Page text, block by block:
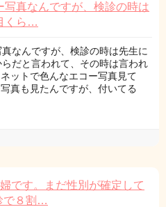
写真なんですが、検診の時は
くら…
なんですが、検診の時は先生に
だと言われて、その時は言われ
ットで色んなエコー写真見て
真も見たんですが、付いてる
です。まだ性別が確定して
で８割…